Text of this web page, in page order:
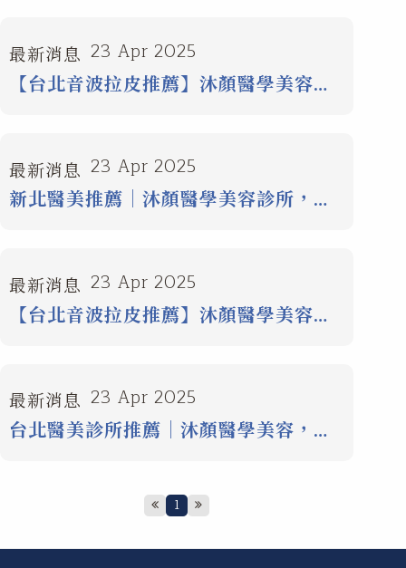
最新消息 23 Apr 2025
【台北音波拉皮推薦】沐顏醫學美容｜
最新消息 23 Apr 2025
新北醫美推薦｜沐顏醫學美容診所，打
最新消息 23 Apr 2025
【台北音波拉皮推薦】沐顏醫學美容｜
最新消息 23 Apr 2025
台北醫美診所推薦｜沐顏醫學美容，專
1